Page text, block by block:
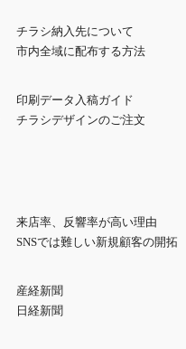
チラシ納入先について
市内全域に配布する方法
印刷データ入稿ガイド
チラシデザインのご注文
来店率、反響率が高い理由
SNSでは難しい新規顧客の開拓
産経新聞
日経新聞